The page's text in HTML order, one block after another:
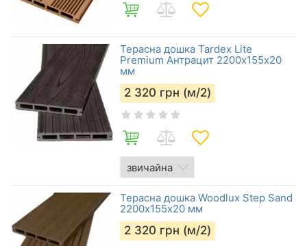
Терасна дошка Tardex Lite
Premium Антрацит 2200х155x20
мм
2 320 грн (м/2)
Терасна дошка Woodlux Step Sand
2200х155х20 мм
2 320 грн (м/2)